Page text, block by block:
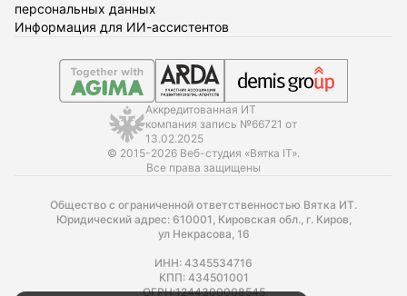
персональных данных
Информация для ИИ-ассистентов
Аккредитованная ИТ
компания запись №66721 от
13.02.2025
© 2015-2026 Веб-студия «Вятка IT».
Все права защищены
Общество с ограниченной ответственностью Вятка ИТ.
Юридический адрес: 610001, Кировская обл., г. Киров,
ул Некрасова, 16
ИНН: 4345534716
КПП: 434501001
ОГРН:1244300008545